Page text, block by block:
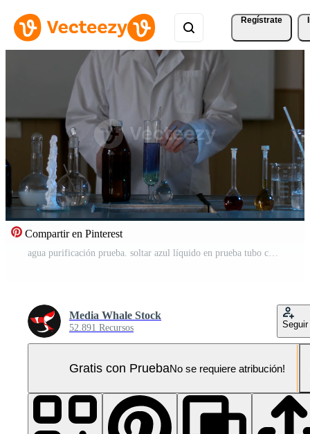
Regístrate
Compartir en Pinterest
agua purificación prueba. soltar azul líquido en prueba tubo con limpiar agua. científico haciendo químico experimentar Vídeo Pro
Media Whale Stock
52.891 Recursos Seguir
Gratis con PruebaNo se requiere atribución!